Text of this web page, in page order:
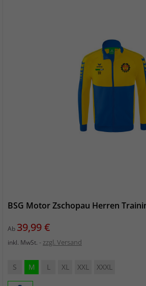
BSG Motor Zschopau Herren
Ab Preis
39,99 €
inkl. MwSt. zzgl. Versand
S M L XL XXL XXXL